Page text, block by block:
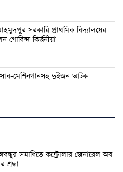
সরকারি প্রাথমিক বিদ্যালয়ের
গোবিন্দ কির্ত্তনীয়া
সাব-মেশিনগানসহ দুইজন আটক
সমাধিতে কন্ট্রোলার জেনারেল অব